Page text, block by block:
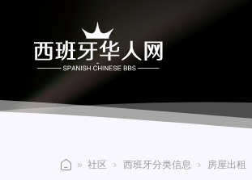
» 社区 › 西班牙分类信息 › 房屋出租